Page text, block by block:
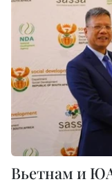
Вьетнам и